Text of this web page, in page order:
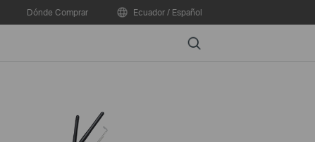
Dónde Comprar Ecuador / Español
Search